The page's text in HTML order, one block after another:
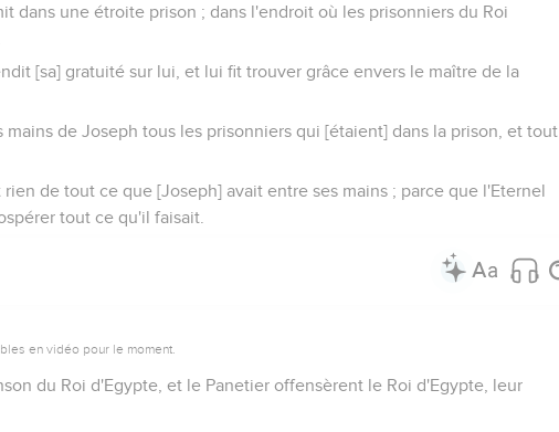
dans une étroite prison ; dans l'endroit où les prisonniers du Roi
[sa] gratuité sur lui, et lui fit trouver grâce envers le maître de la
de Joseph tous les prisonniers qui [étaient] dans la prison, et tout
de tout ce que [Joseph] avait entre ses mains ; parce que l'Eternel
tout ce qu'il faisait.
en vidéo pour le moment.
du Roi d'Egypte, et le Panetier offensèrent le Roi d'Egypte, leur